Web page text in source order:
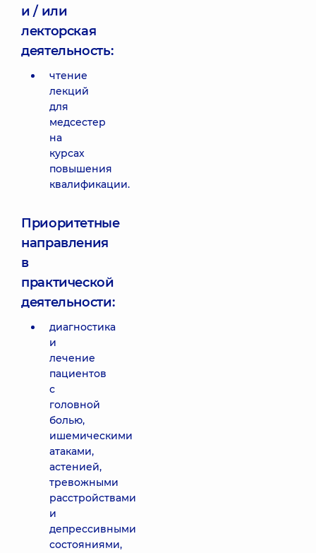
и / или
лекторская
деятельность:
чтение
лекций
для
медсестер
на
курсах
повышения
квалификации.
Приоритетные
направления
в
практической
деятельности:
диагностика
и
лечение
пациентов
с
головной
болью,
ишемическими
атаками,
астенией,
тревожными
расстройствами
и
депрессивными
состояниями,